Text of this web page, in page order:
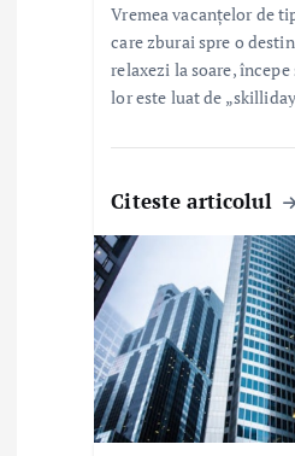
Vremea vacanțelor de
care zburai spre o
relaxezi la soare, începe
lor este luat de
Citeste articolul